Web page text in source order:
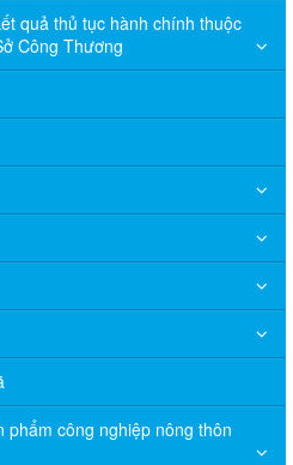
quả thủ tục hành chính thuộc
Công Thương
phẩm công nghiệp nông thôn